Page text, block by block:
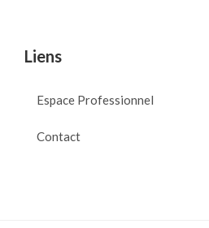
Liens
Espace Professionnel
Contact